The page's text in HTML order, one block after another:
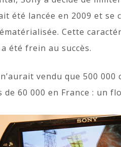
été lancée en 2009 et
Cette
été frein au succès.
vendu que 500
60 000 en France : un